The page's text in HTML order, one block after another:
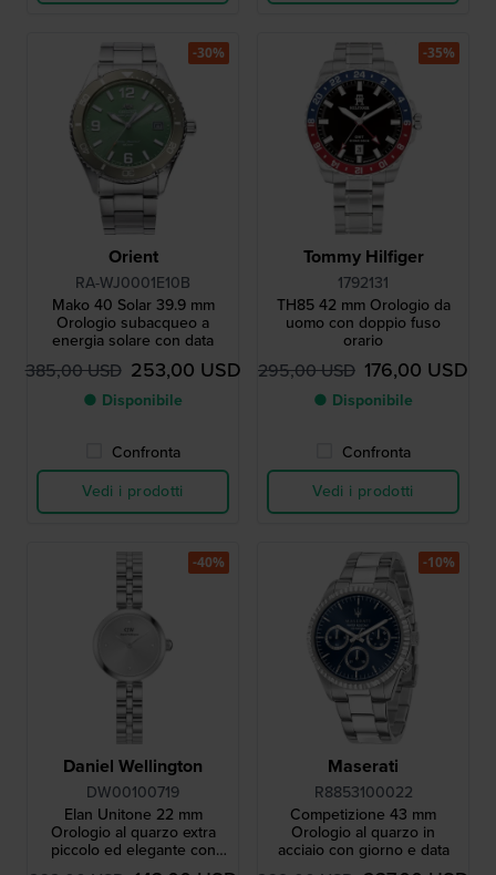
Orient
RA-WJ0001E10B
Mako 40 Solar 39.9 mm
Orologio subacqueo a
energia solare con data
385,00 USD 253,00 USD
● Disponibile
Confronta
Vedi i prodotti
-30%
Tommy Hilfiger
1792131
TH85 42 mm Orologio da
uomo con doppio fuso
orario
295,00 USD 176,00 USD
● Disponibile
Confronta
Vedi i prodotti
-35%
Daniel Wellington
DW00100719
Elan Unitone 22 mm
Orologio al quarzo extra
piccolo ed elegante con
indici in cristallo
-40%
Maserati
R8853100022
Competizione 43 mm
Orologio al quarzo in
acciaio con giorno e data
-10%